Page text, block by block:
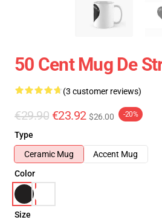
50 Cent Mug De
(3 customer reviews)
€29.90 €23.92 $26.00 -20%
Type
Ceramic Mug
Accent Mug
Color
Size